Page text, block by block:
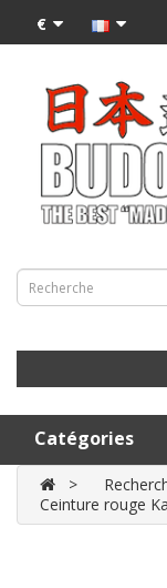
€
Catégories
Ceinture rouge